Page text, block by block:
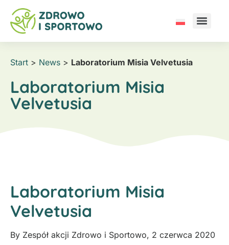
Start > News > Laboratorium Misia Velvetusia
Laboratorium Misia
Velvetusia
Laboratorium Misia
Velvetusia
By Zespół akcji Zdrowo i Sportowo, 2 czerwca 2020